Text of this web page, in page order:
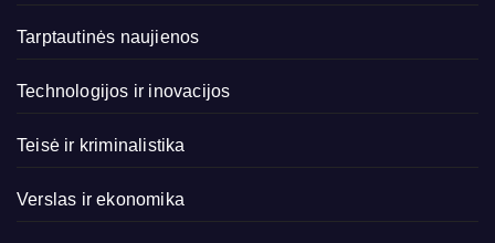
Tarptautinės naujienos
Technologijos ir inovacijos
Teisė ir kriminalistika
Verslas ir ekonomika